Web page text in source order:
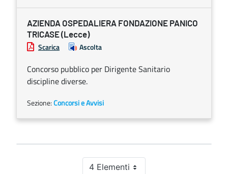
AZIENDA OSPEDALIERA FONDAZIONE PANICO
TRICASE (Lecce)
Scarica Ascolta
Concorso pubblico per Dirigente Sanitario
discipline diverse.
Sezione:Concorsi e Avvisi
4 ElementiPer pagina